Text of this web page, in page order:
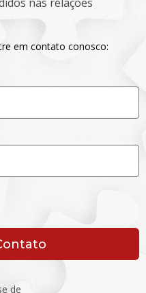
em contato conosco: